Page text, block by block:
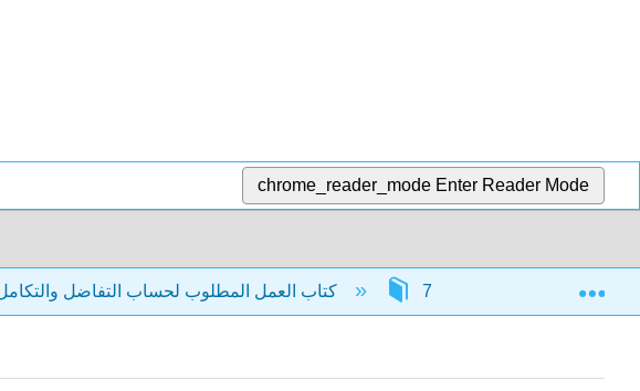
chrome_reader_mode Enter Reader Mode
كتاب العمل المطلوب لحساب التفاضل والتكامل للعلوم التجارية والاجتماعية (دومينغيز ومارتينيز وسايكالي) 7: الخطوط المستقيمة